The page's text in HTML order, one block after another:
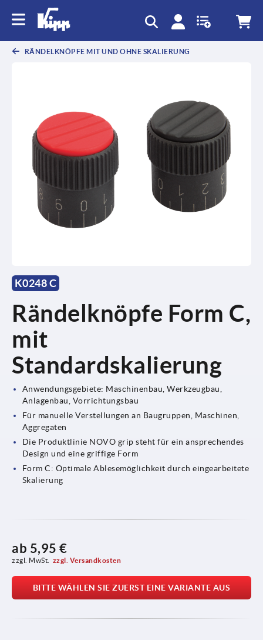
RÄNDELKNÖPFE MIT UND OHNE SKALIERUNG
K0248 C
Rändelknöpfe Form C,
mit
Standardskalierung
Anwendungsgebiete: Maschinenbau, Werkzeugbau,
Anlagenbau, Vorrichtungsbau
Für manuelle Verstellungen an Baugruppen, Maschinen,
Aggregaten
Die Produktlinie NOVO grip steht für ein ansprechendes
Design und eine griffige Form
Form C: Optimale Ablesemöglichkeit durch eingearbeitete
Skalierung
ab 5,95 €
zzgl. MwSt. zzgl. Versandkosten
BITTE WÄHLEN SIE ZUERST EINE VARIANTE AUS